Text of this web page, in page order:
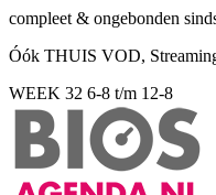
compleet & ongebonden
Óók THUIS VOD,
WEEK 32 6-8 t/m 12-8